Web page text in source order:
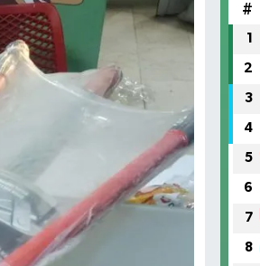
#
1
2
3
4
5
6
7
8